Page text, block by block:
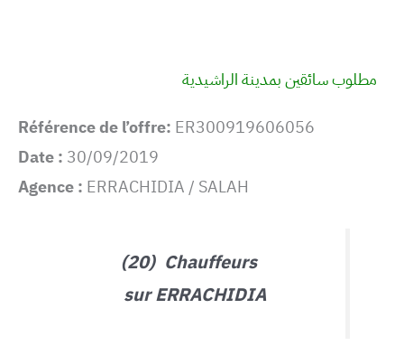
مطلوب سائقين بمدينة الراشيدية
Référence de l’offre: ER300919606056
Date : 30/09/2019
Agence : ERRACHIDIA / SALAH
(20) Chauffeurs
sur ERRACHIDIA